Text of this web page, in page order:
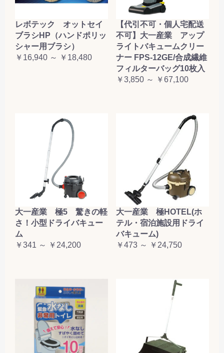
レボテック オットセイ
ブラシHP（ハンドポリッ
シャー用ブラシ）
￥16,940 ～ ￥18,480
【代引不可・個人宅配送
不可】大一産業 アップ
ライトバキュームクリー
ナー FPS-12GE/合成繊維
フィルターバッグ10枚入
￥3,850 ～ ￥67,100
大一産業 極5 驚きの軽
さ！小型ドライバキュー
ム
￥341 ～ ￥24,200
大一産業 極HOTEL(ホ
テル・宿泊施設用ドライ
バキューム)
￥473 ～ ￥24,750